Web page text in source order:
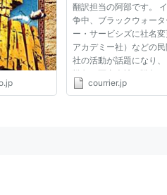
吾郎) (出
ドル(広
リー・ギ
) (出演),
マン(山
ケル・ペ
), テリ
翻訳担当の阿部です。
争中、ブラックウォー
ー・サービシズに社名
アカデミー社）などの
社の活動が話題になり、
戦争は軍事会社の戦争だ
たことがよく指摘さ...翻
courrier.jp